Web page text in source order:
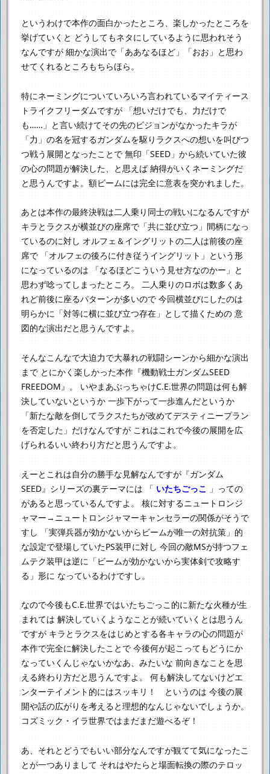
というわけで本作の面白かったところ、楽しかったところを
挙げていくと どうしてもネタにしているように思われそう
なんですが 細かな演出で「ああなるほど」「おお」と思わ
せてくれるところもちらほら。
特にネーミングについていろいろ言われているマイティース
トライクフリーダムですが「想いだけでも、力だけで
も……」と言い続けてその先のビジョンがなかったキラが
「力」の名を冠するガンダムを駆りラクスへの想いを叫びつ
つ戦う展開となったことで 無印「SEED」から続いていた彼
の心の問題が解決した、と思えば納得がいくネーミングだ
と思うんですよ。額ビームには完全に意表を突かれました。
あとは本作の最終決戦は二人乗り同士の戦いになるんですが
キラとラクスが横並びの座席で「共に並び立つ」間柄になっ
ているのに対し オルフェ＆イングリットの二人は前後の座
席で 「オルフェの後ろに付き従うイングリット」という形
になっているのは 「なるほどこういう見せ方なのかー」と
思わず唸ってしまったところ。
二人乗りのロボは数多くあ
れど前後に座るパターンが多いので 今回横並びにしたのは
明らかに「対等に横に並び立つ存在」として描くための 意
図的な演出だと思うんですよ。
そんなこんなで大迫力で大暴れの戦闘シーンから細かな演出
まで とにかく楽しかった本作『機動戦士ガンダムSEED
FREEDOM』。
いやまあぶっちゃけC.E.世界の問題は何も解
決していないというか 一歩下がって一歩進んだというか
「新たな敵を倒してラクスたちが改めてデスティニープラン
を否定した」だけなんですが これはこれで今後の展開を広
げられるいい終わり方だと思うんですよ。
えーとこれは自分の勝手な見解なんですが『ガンダム
SEED』シリーズの裏テーマには 「 いたちごっこ
」っての
があると思っているんですよ。
核に対するニュートロンジ
ャマー→ニュートロンジャマーキャンセラーの関係がそうで
すし
「実弾兵器が効かないからビームが唯一の対抗策」的
な設定で登場していたPS装甲に対し 今回の敵MSが持つフェ
ムテク装甲は逆に「ビームが効かないから実体剣で攻略す
る」形に なっているわけですし。
なので今後もC.E.世界ではいたちごっこ的に新たな火種が生
まれては 解決していくようなことが続いていくとは思うん
ですが キラとラクスをはじめとする各キャラの心の問題が
本作で完全に解決したことで 今後何が起こってもどうにか
なっていくんじゃないかなあ、みたいな 前向きなことを思
える終わり方だと思うんですよ。
何も解決してないけどエ
ンターテイメント的にはスッキリ！ というのは 今後の展
開や話の広がりを考えると理想的なんじゃないでしょうか。
コズミック・イラ世界ではまだまだ遊べるぞ！
あ、それとどうでもいい部分なんですが観てて気になったこ
とが一つありまして それはやたらと場面転換の際のテロッ